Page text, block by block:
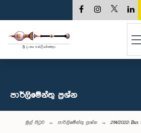
පාර්ලි‌මේන්තු‌ ප්‍රශ්න
මුල් පිටුව පාර්ලි‌මේන්තු‌ ප්‍රශ්න 2114/2022: